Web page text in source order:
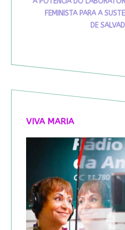
FEMINISTA PARA A
DE
VIVA MARIA